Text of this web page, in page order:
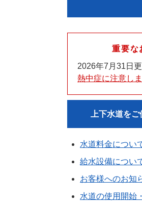
重要な
2026年7月31日
熱中症に注意し
上下水道を
水道料金につい
給水設備につい
お客様へのお知
水道の使用開始